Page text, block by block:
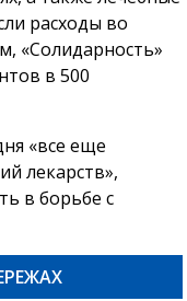
расходы во
«Солидарность»
в 500
«все еще
лекарств»,
в борьбе с